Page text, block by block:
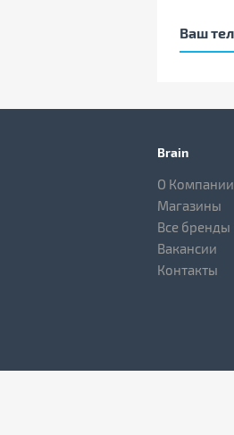
Brain
О Компании
Магазины
Все бренды
Вакансии
Контакты